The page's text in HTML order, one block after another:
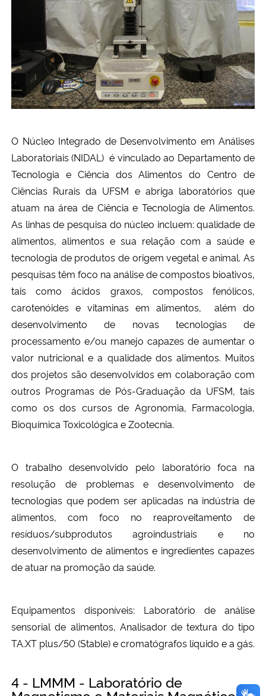
O Núcleo Integrado de Desenvolvimento em Análises
Laboratoriais (NIDAL) é vinculado ao Departamento de
Tecnologia e Ciência dos Alimentos do Centro de
Ciências Rurais da UFSM e abriga laboratórios que
atuam na área de Ciência e Tecnologia de Alimentos.
As linhas de pesquisa do núcleo incluem: qualidade de
alimentos, alimentos e sua relação com a saúde e
tecnologia de produtos de origem vegetal e animal. As
pesquisas têm foco na análise de compostos bioativos,
tais como ácidos graxos, compostos fenólicos,
carotenóides e vitaminas em alimentos, além do
desenvolvimento de novas tecnologias de
processamento e/ou manejo capazes de aumentar o
valor nutricional e a qualidade dos alimentos. Muitos
dos projetos são desenvolvidos em colaboração com
outros Programas de Pós-Graduação da UFSM, tais
como os dos cursos de Agronomia, Farmacologia,
Bioquímica Toxicológica e Zootecnia.
O trabalho desenvolvido pelo laboratório foca na
resolução de problemas e desenvolvimento de
tecnologias que podem ser aplicadas na indústria de
alimentos, com foco no reaproveitamento de
resíduos/subprodutos agroindustriais e no
desenvolvimento de alimentos e ingredientes capazes
de atuar na promoção da saúde.
Equipamentos disponíveis: Laboratório de análise
sensorial de alimentos, Analisador de textura do tipo
TA.XT plus/50 (Stable) e cromatógrafos líquido e a gás.
4 - LMMM - Laboratório de